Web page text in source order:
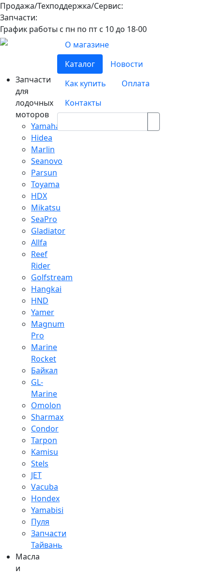
Продажа/Техподдержка/Сервис:
Запчасти:
График работы с пн по пт с 10 до 18-00
Запчасти
для
лодочных
моторов
Yamaha
Hidea
Marlin
Seanovo
Parsun
Toyama
HDX
Mikatsu
SeaPro
Gladiator
Allfa
Reef
Rider
Golfstream
Hangkai
HND
Yamer
Magnum
Pro
Marine
Rocket
Байкал
GL-
Marine
Omolon
Sharmax
Condor
Tarpon
Kamisu
Stels
JET
Vacuba
Hondex
Yamabisi
Пуля
Запчасти
Тайвань
Масла
и
О магазине
Каталог
Новости
Как купить
Оплата
Контакты